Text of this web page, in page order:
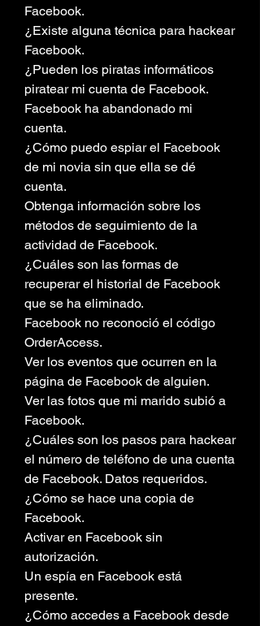
Facebook.
¿Existe alguna técnica para hackear
Facebook.
¿Pueden los piratas informáticos
piratear mi cuenta de Facebook.
Facebook ha abandonado mi
cuenta.
¿Cómo puedo espiar el Facebook
de mi novia sin que ella se dé
cuenta.
Obtenga información sobre los
métodos de seguimiento de la
actividad de Facebook.
¿Cuáles son las formas de
recuperar el historial de Facebook
que se ha eliminado.
Facebook no reconoció el código
OrderAccess.
Ver los eventos que ocurren en la
página de Facebook de alguien.
Ver las fotos que mi marido subió a
Facebook.
¿Cuáles son los pasos para hackear
el número de teléfono de una cuenta
de Facebook. Datos requeridos.
¿Cómo se hace una copia de
Facebook.
Activar en Facebook sin
autorización.
Un espía en Facebook está
presente.
¿Cómo accedes a Facebook desde